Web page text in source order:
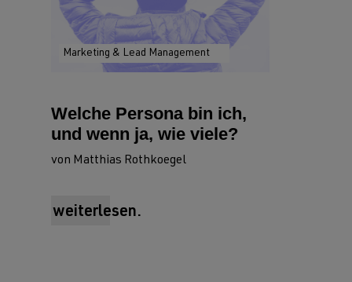
Marketing & Lead Management
Welche Persona bin ich,
und wenn ja, wie viele?
von Matthias Rothkoegel
weiterlesen.